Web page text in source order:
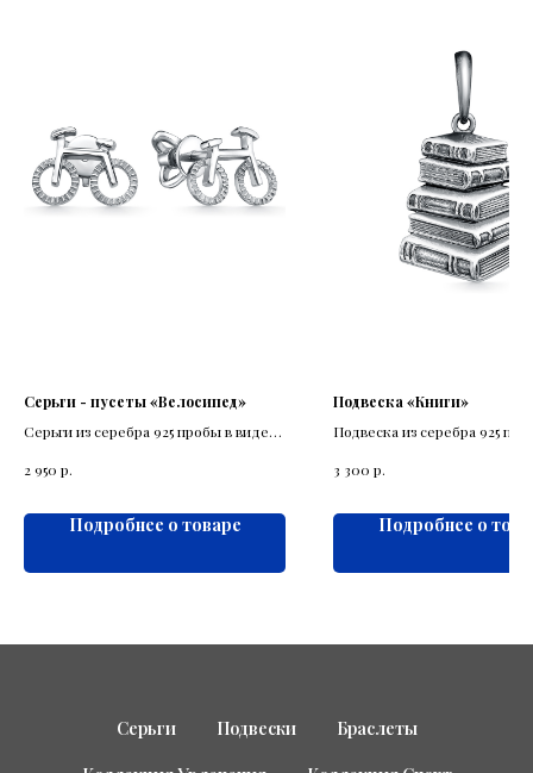
Серьги - пусеты «Велосипед»
Серьги из серебра 925 пробы в виде
2 950 р.
Подробнее о товаре
Подвеска «Книги»
Подвеска из серебра 925
3 300 р.
Подробнее о
Серьги Подвески Браслеты